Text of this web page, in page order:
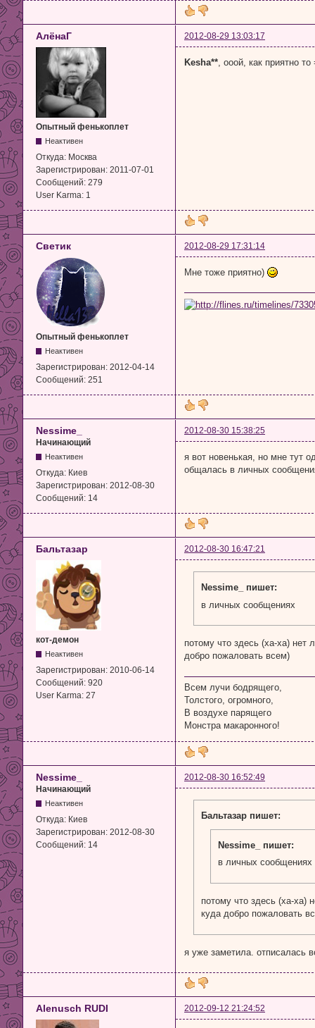
АлёнаГ 2012-08-29 13:03:17
Опытный фенькоплет
Неактивен
Откуда: Москва
Зарегистрирован: 2011-07-01
Сообщений: 279
User Karma: 1
Kesha** , ооой, как приятно
Светик 2012-08-29 17:31:14
Опытный фенькоплет
Неактивен
Зарегистрирован: 2012-04-14
Сообщений: 251
Мне тоже приятно)
Nessime_
2012-08-30 15:38:25
Начинающий
Неактивен
Откуда: Киев
Зарегистрирован: 2012-08-30
Сообщений: 14
я вот новенькая, но мне тут
общалась в личных
Бальтазар 2012-08-30 16:47:21
кот-демон
Неактивен
Зарегистрирован: 2010-06-14
Сообщений: 920
User Karma: 27
Nessime_ пишет:
в личных сообщениях
потому что здесь (ха-ха)
добро пожаловать всем)
Всем лучи бодрящего,
Толстого, огромного,
В воздухе парящего
Монстра макаронного!
Nessime_
2012-08-30 16:52:49
Начинающий
Неактивен
Откуда: Киев
Зарегистрирован: 2012-08-30
Сообщений: 14
Бальтазар пишет:
Nessime_ пишет:
в личных сообщениях
потому что здесь (ха-ха)
куда добро пожаловать
я уже заметила. отписалась
Alenusch RUDI 2012-09-12 21:24:52